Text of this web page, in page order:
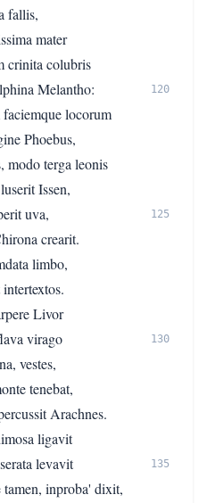
fallis,
mater
crinita colubris
Melantho:
120
locorum
Phoebus,
modo terga leonis
Issen,
uva,
125
crearit.
limbo,
Livor
virago
130
vestes,
tenebat,
Arachnes.
ligavit
levavit
135
inproba' dixit,